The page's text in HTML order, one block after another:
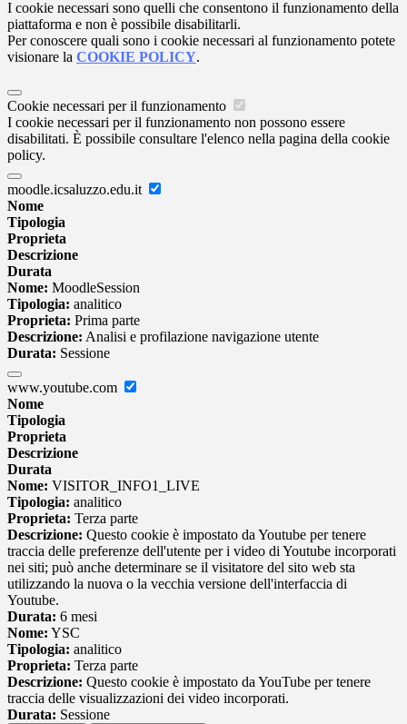
I cookie necessari sono quelli che consentono il funzionamento della
piattaforma e non è possibile disabilitarli.
Per conoscere quali sono i cookie necessari al funzionamento potete
visionare la COOKIE POLICY.
Cookie necessari per il funzionamento
I cookie necessari per il funzionamento non possono essere
disabilitati. È possibile consultare l'elenco nella pagina della cookie
policy.
moodle.icsaluzzo.edu.it
Nome
Tipologia
Proprieta
Descrizione
Durata
Nome: MoodleSession
Tipologia: analitico
Proprieta: Prima parte
Descrizione: Analisi e profilazione navigazione utente
Durata: Sessione
www.youtube.com
Nome
Tipologia
Proprieta
Descrizione
Durata
Nome: VISITOR_INFO1_LIVE
Tipologia: analitico
Proprieta: Terza parte
Descrizione: Questo cookie è impostato da Youtube per tenere
traccia delle preferenze dell'utente per i video di Youtube incorporati
nei siti; può anche determinare se il visitatore del sito web sta
utilizzando la nuova o la vecchia versione dell'interfaccia di
Youtube.
Durata: 6 mesi
Nome: YSC
Tipologia: analitico
Proprieta: Terza parte
Descrizione: Questo cookie è impostato da YouTube per tenere
traccia delle visualizzazioni dei video incorporati.
Durata: Sessione